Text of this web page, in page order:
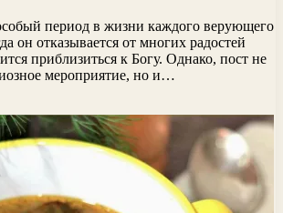
период в жизни каждого верующего
он отказывается от многих радостей
приблизиться к Богу. Однако, пост не
мероприятие, но и…